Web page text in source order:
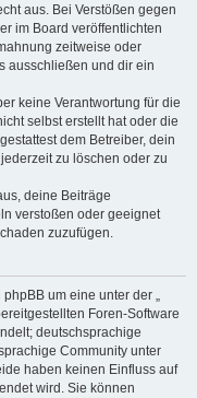
aus. Bei Verstößen gegen
im Board veröffentlichten
zeitweise oder
ausschließen und dir ein
keine Verantwortung für die
selbst erstellt hat oder die
dem Betreiber, dein
zu löschen oder zu
deine Beiträge
verstoßen oder geeignet
zuzufügen.
um eine unter der „
Foren-Software
deutschsprachige
Community unter
haben keinen Einfluss auf
wird. Sie können